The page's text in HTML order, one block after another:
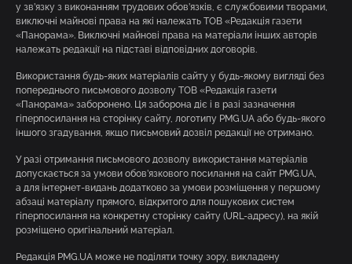
у зв’язку з виконанням трудових обов’язків, є службовими творами,
виключні майнові права на які належать ТОВ «Редакція газети
«Панорама». Виключні майнові права на матеріали інших авторів
належать редакції на підставі відповідних договорів.
Використання будь-яких матеріалів сайту у будь-якому вигляді без
попереднього письмового дозволу ТОВ «Редакція газети
«Панорама» заборонено. Ця заборона діє і в разі зазначення
гіперпосилання на сторінку сайту, логотипу PMG.UA або будь-якого
іншого згадування, якщо письмовий дозвіл редакції не отримано.
У разі отримання письмового дозволу використання матеріалів
допускається за умови обов’язкового посилання на сайт PMG.UA,
а для інтернет-видань додатково за умови розміщення у першому
абзаці матеріалу прямого, відкритого для пошукових систем
гіперпосилання на конкретну сторінку сайту (URL-адресу), на якій
розміщено оригінальний матеріал.
Редакція PMG.UA може не поділяти точку зору, викладену